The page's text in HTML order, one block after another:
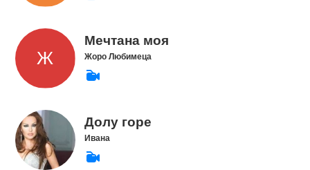
Мечтана моя
Жоро Любимеца
Долу горе
Ивана